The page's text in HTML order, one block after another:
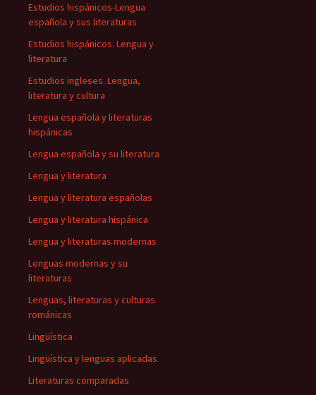
Estudios hispánicos-Lengua
española y sus literaturas
Estudios hispánicos. Lengua y
literatura
Estudios ingleses. Lengua,
literatura y cultura
Lengua española y literaturas
hispánicas
Lengua española y su literatura
Lengua y literatura
Lengua y literatura españolas
Lengua y literatura hispánica
Lengua y literaturas modernas
Lenguas modernas y su
literaturas
Lenguas, literaturas y culturas
románicas
Lingüística
Lingüística y lenguas aplicadas
Literaturas comparadas